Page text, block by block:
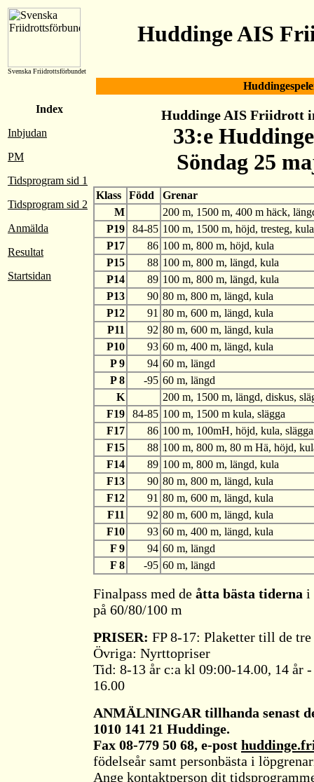
Svenska Friidrottsförbundet
Huddinge AIS
Index
Inbjudan
PM
Tidsprogram sid 1
Tidsprogram sid 2
Anmälda
Resultat
Startsidan
Huddinge AIS Friidrott
33:e
Söndag 25
Klass Född
Grenar
M
200 m, 1500 m, 400 m häck,
P19
84-85 100 m, 1500 m, höjd, tresteg,
P17
86 100 m, 800 m, höjd, kula
P15
88 100 m, 800 m, längd, kula
P14
89 100 m, 800 m, längd, kula
P13
90 80 m, 800 m, längd, kula
P12
91 80 m, 600 m, längd, kula
P11
92 80 m, 600 m, längd, kula
P10
93 60 m, 400 m, längd, kula
P 9
94 60 m, längd
P 8
-95 60 m, längd
K
200 m, 1500 m, längd, diskus,
F19
84-85 100 m, 1500 m kula, slägga
F17
86 100 m, 100mH, höjd, kula, slägga
F15
88 100 m, 800 m, 80 m Hä, höjd,
F14
89 100 m, 800 m, längd, kula
F13
90 80 m, 800 m, längd, kula
F12
91 80 m, 600 m, längd, kula
F11
92 80 m, 600 m, längd, kula
F10
93 60 m, 400 m, längd, kula
F 9
94 60 m, längd
F 8
-95 60 m, längd
Finalpass med de åtta bästa tiderna i
på 60/80/100 m
PRISER: FP 8-17: Plaketter till de
Övriga: Nyrttopriser
Tid: 8-13 år c:a kl 09:00-14.00, 14 år
16.00
ANMÄLNINGAR tillhanda senast
1010 141 21 Huddinge.
Fax 08-779 50 68, e-post
födelseår samt personbästa i
Ange kontaktperson dit